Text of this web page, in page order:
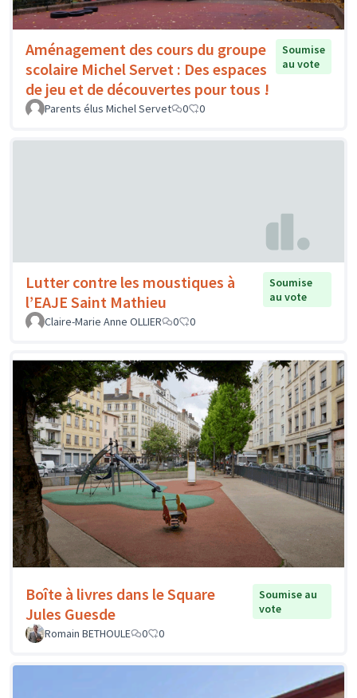
Aménagement des cours du groupe
scolaire Michel Servet : Des espaces
de jeu et de découvertes pour tous !
Soumise
au vote
Parents élus Michel Servet 0 0
Lutter contre les moustiques à
l’EAJE Saint Mathieu
Soumise
au vote
Claire-Marie Anne OLLIER
0 0
Boîte à livres dans le Square
Jules Guesde
Soumise au
vote
Romain BETHOULE
0 0